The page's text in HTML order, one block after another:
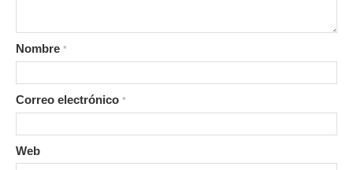
Nombre *
Correo electrónico *
Web